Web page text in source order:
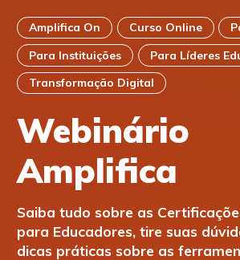
Amplifica On Curso Online
Para Instituições
Para Líderes
Transformação Digital
Webinário
Amplifica
Saiba tudo sobre as
para Educadores, tire suas
dicas práticas sobre as